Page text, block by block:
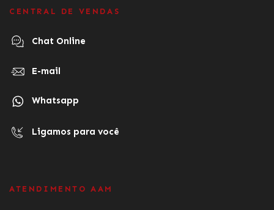
CENTRAL DE VENDAS
Chat Online
E-mail
Whatsapp
Ligamos para você
ATENDIMENTO AAM